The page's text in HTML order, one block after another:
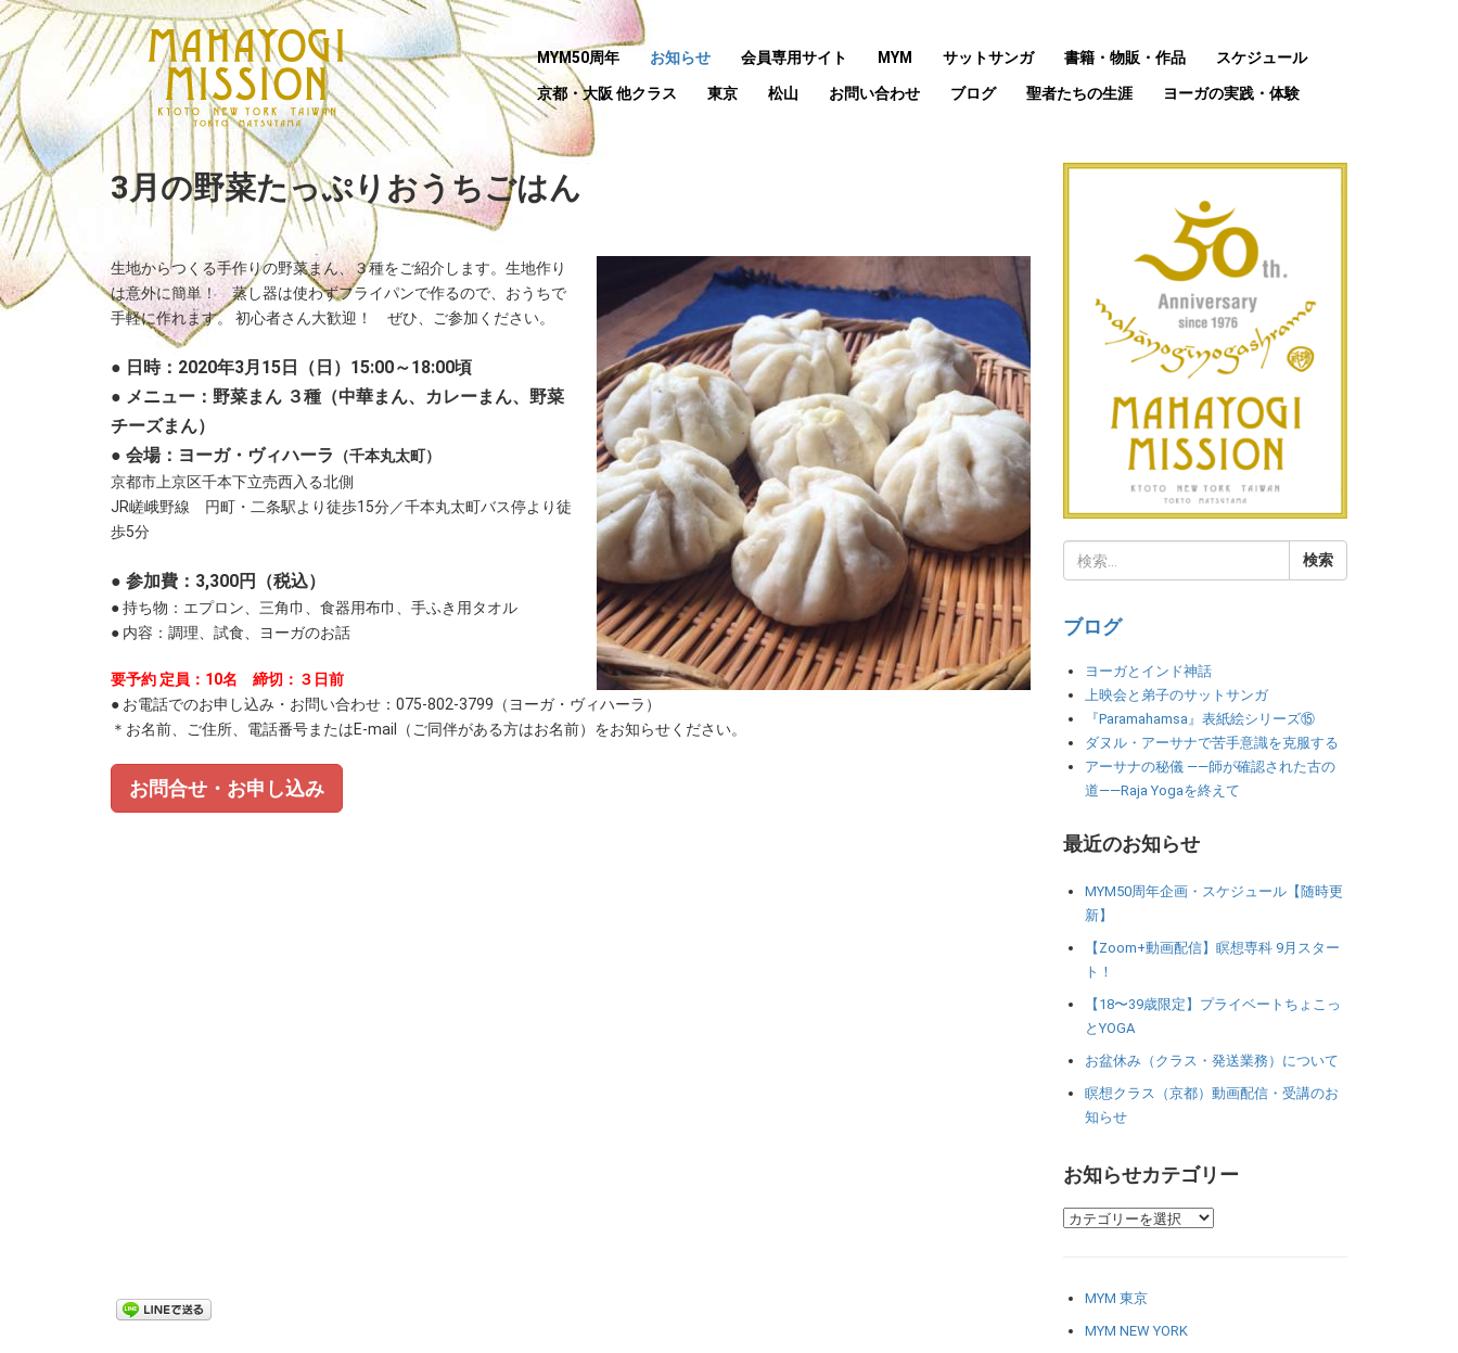
MYM50周年 お知らせ 会員専用サイト MYM サットサンガ 書籍・物販・作品 スケジュール
京都・大阪 他クラス 東京 松山 お問い合わせ ブログ 聖者たちの生涯 ヨーガの実践・体験
3月の野菜たっぷりおうちごはん
生地からつくる手作りの野菜まん、３種をご紹介します。生地作り
は意外に簡単！ 蒸し器は使わずフライパンで作るので、おうちで
手軽に作れます。 初心者さん大歓迎！ ぜひ、ご参加ください。
● 日時：2020年3月15日（日）15:00～18:00頃
● メニュー：野菜まん ３種（中華まん、カレーまん、野菜
チーズまん）
● 会場：ヨーガ・ヴィハーラ
（千本丸太町）
京都市上京区千本下立売西入る北側
JR嵯峨野線 円町・二条駅より徒歩15分／千本丸太町バス停より徒
歩5分
● 参加費：3,300円（税込）
● 持ち物：エプロン、三角巾、食器用布巾、手ふき用タオル
● 内容：調理、試食、ヨーガのお話
要予約 定員：10名 締切：３日前
● お電話でのお申し込み・お問い合わせ：075-802-3799（ヨーガ・ヴィハーラ）
＊お名前、ご住所、電話番号またはE-mail（ご同伴がある方はお名前）をお知らせください。
お問合せ・お申し込み
ブログ
ヨーガとインド神話
上映会と弟子のサットサンガ
『Paramahamsa』表紙絵シリーズ⑮
ダヌル・アーサナで苦手意識を克服する
アーサナの秘儀 ――師が確認された古の
道――Raja Yogaを終えて
最近のお知らせ
MYM50周年企画・スケジュール【随時更
新】
【Zoom+動画配信】瞑想専科 9月スター
ト！
【18〜39歳限定】プライベートちょこっ
とYOGA
お盆休み（クラス・発送業務）について
瞑想クラス（京都）動画配信・受講のお
知らせ
お知らせカテゴリー
MYM 東京
MYM NEW YORK